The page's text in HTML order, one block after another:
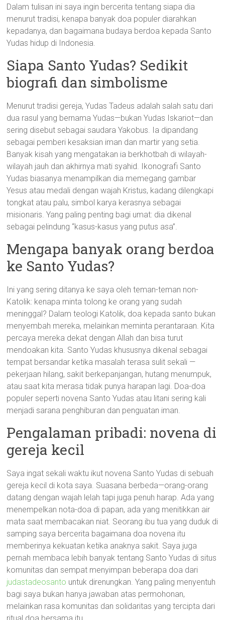
Dalam tulisan ini saya ingin bercerita tentang siapa dia
menurut tradisi, kenapa banyak doa populer diarahkan
kepadanya, dan bagaimana budaya berdoa kepada Santo
Yudas hidup di Indonesia.
Siapa Santo Yudas? Sedikit
biografi dan simbolisme
Menurut tradisi gereja, Yudas Tadeus adalah salah satu dari
dua rasul yang bernama Yudas—bukan Yudas Iskariot—dan
sering disebut sebagai saudara Yakobus. Ia dipandang
sebagai pemberi kesaksian iman dan martir yang setia.
Banyak kisah yang mengatakan ia berkhotbah di wilayah-
wilayah jauh dan akhirnya mati syahid. Ikonografi Santo
Yudas biasanya menampilkan dia memegang gambar
Yesus atau medali dengan wajah Kristus, kadang dilengkapi
tongkat atau palu, simbol karya kerasnya sebagai
misionaris. Yang paling penting bagi umat: dia dikenal
sebagai pelindung “kasus-kasus yang putus asa”.
Mengapa banyak orang berdoa
ke Santo Yudas?
Ini yang sering ditanya ke saya oleh teman-teman non-
Katolik: kenapa minta tolong ke orang yang sudah
meninggal? Dalam teologi Katolik, doa kepada santo bukan
menyembah mereka, melainkan meminta perantaraan. Kita
percaya mereka dekat dengan Allah dan bisa turut
mendoakan kita. Santo Yudas khususnya dikenal sebagai
tempat bersandar ketika masalah terasa sulit sekali —
pekerjaan hilang, sakit berkepanjangan, hutang menumpuk,
atau saat kita merasa tidak punya harapan lagi. Doa-doa
populer seperti novena Santo Yudas atau litani sering kali
menjadi sarana penghiburan dan penguatan iman.
Pengalaman pribadi: novena di
gereja kecil
Saya ingat sekali waktu ikut novena Santo Yudas di sebuah
gereja kecil di kota saya. Suasana berbeda—orang-orang
datang dengan wajah lelah tapi juga penuh harap. Ada yang
menempelkan nota-doa di papan, ada yang menitikkan air
mata saat membacakan niat. Seorang ibu tua yang duduk di
samping saya bercerita bagaimana doa novena itu
memberinya kekuatan ketika anaknya sakit. Saya juga
pernah membaca lebih banyak tentang Santo Yudas di situs
komunitas dan sempat menyimpan beberapa doa dari
judastadeosanto untuk direnungkan. Yang paling menyentuh
bagi saya bukan hanya jawaban atas permohonan,
melainkan rasa komunitas dan solidaritas yang tercipta dari